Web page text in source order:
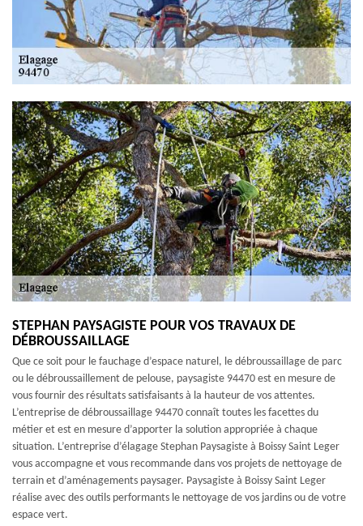
STEPHAN PAYSAGISTE POUR VOS TRAVAUX DE
DÉBROUSSAILLAGE
Que ce soit pour le fauchage d’espace naturel, le débroussaillage de parc
ou le débroussaillement de pelouse, paysagiste 94470 est en mesure de
vous fournir des résultats satisfaisants à la hauteur de vos attentes.
L’entreprise de débroussaillage 94470 connaît toutes les facettes du
métier et est en mesure d’apporter la solution appropriée à chaque
situation. L’entreprise d’élagage Stephan Paysagiste à Boissy Saint Leger
vous accompagne et vous recommande dans vos projets de nettoyage de
terrain et d’aménagements paysager. Paysagiste à Boissy Saint Leger
réalise avec des outils performants le nettoyage de vos jardins ou de votre
espace vert.